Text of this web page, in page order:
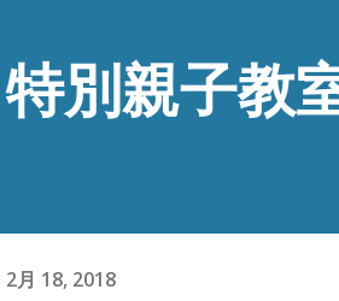
特別親子教
2月 18, 2018